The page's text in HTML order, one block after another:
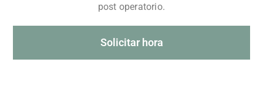
post operatorio.
Solicitar hora